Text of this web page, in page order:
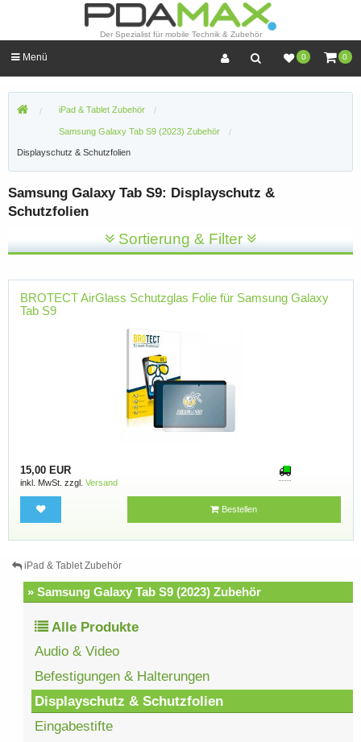
Der Spezialist für mobile Technik & Zubehör
0 0
Menü
iPad & Tablet Zubehör
Samsung Galaxy Tab S9 (2023) Zubehör
Displayschutz & Schutzfolien
Samsung Galaxy Tab S9: Displayschutz &
Schutzfolien
Sortierung & Filter
BROTECT AirGlass Schutzglas Folie für Samsung Galaxy
Tab S9
15,00 EUR
inkl. MwSt. zzgl. Versand
Bestellen
iPad & Tablet Zubehör
» Samsung Galaxy Tab S9 (2023) Zubehör
Alle Produkte
Audio & Video
Befestigungen & Halterungen
Displayschutz & Schutzfolien
Eingabestifte